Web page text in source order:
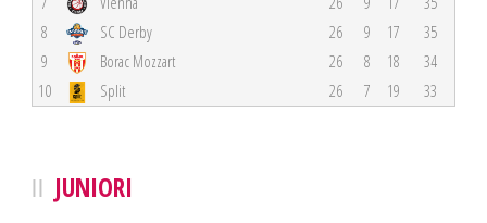
8
SC Derby 26 9 17
35
9
Borac Mozzart 26 8 18
34
10
Split 26 7 19 33
JUNIORI